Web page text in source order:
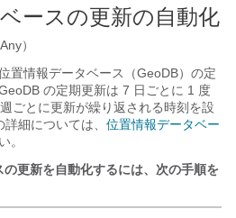
ースの更新の自動化
）
置情報データベース（GeoDB）の定
の定期更新は 7 日ごとに 1 度
ごとに更新が繰り返される時刻を設
細については、 位置情報データベー
。
更新を自動化するには、次の手順を